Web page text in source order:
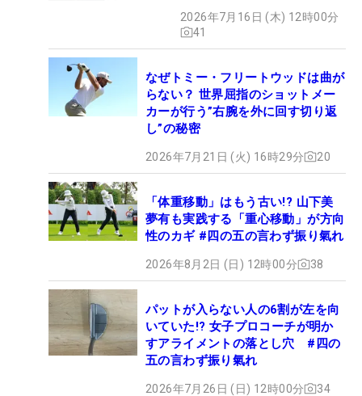
2026年7月16日 (木) 12時00分
41
なぜトミー・フリートウッドは曲が
らない？ 世界屈指のショットメー
カーが行う”右腕を外に回す切り返
し”の秘密
2026年7月21日 (火) 16時29分 20
「体重移動」はもう古い!? 山下美
夢有も実践する「重心移動」が方向
性のカギ #四の五の言わず振り氣れ
2026年8月2日 (日) 12時00分 38
パットが入らない人の6割が左を向
いていた!? 女子プロコーチが明か
すアライメントの落とし穴 #四の
五の言わず振り氣れ
2026年7月26日 (日) 12時00分 34